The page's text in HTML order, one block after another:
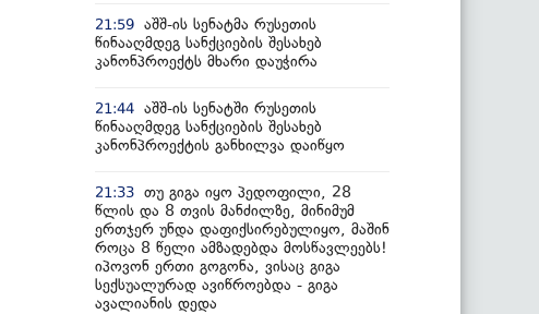
21:59 აშშ-ის სენატმა რუსეთის
წინააღმდეგ სანქციების შესახებ
კანონპროექტს მხარი დაუჭირა
21:44 აშშ-ის სენატში რუსეთის
წინააღმდეგ სანქციების შესახებ
კანონპროექტის განხილვა დაიწყო
21:33 თუ გიგა იყო პედოფილი, 28
წლის და 8 თვის მანძილზე, მინიმუმ
ერთჯერ უნდა დაფიქსირებულიყო, მაშინ
როცა 8 წელი ამზადებდა მოსწავლეებს!
იპოვონ ერთი გოგონა, ვისაც გიგა
სექსუალურად ავიწროებდა - გიგა
ავალიანის დედა